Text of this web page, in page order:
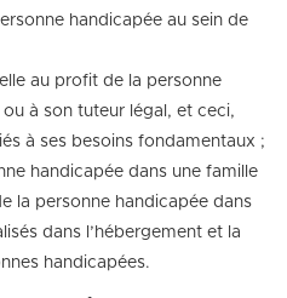
handicapée au sein de
au profit de la personne
à son tuteur légal, et ceci,
à ses besoins fondamentaux ;
handicapée dans une famille
la personne handicapée dans
dans l’hébergement et la
handicapées.